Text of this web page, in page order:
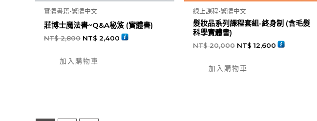
實體書籍-繁體中文
莊博士魔法書~Q&A秘笈 (實體書)
NT$2,800 NT$ 2,400
加入購物車
線上課程-繁體中文
髮妝品系列課程套組-終身制 (含毛髮
科學實體書)
NT$20,000 NT$ 12,600
加入購物車